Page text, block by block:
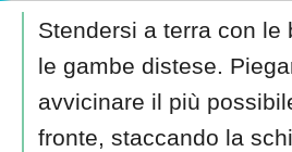
Stendersi a terra con le
le gambe distese.
avvicinare il più
fronte, staccando la